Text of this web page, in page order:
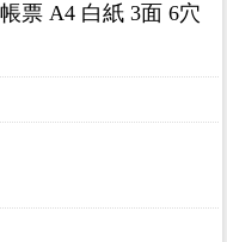
票 A4 白紙 3面 6穴